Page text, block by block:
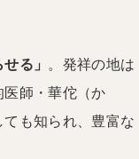
る」 。発祥の地は
師・華佗（か
も知られ、豊富な